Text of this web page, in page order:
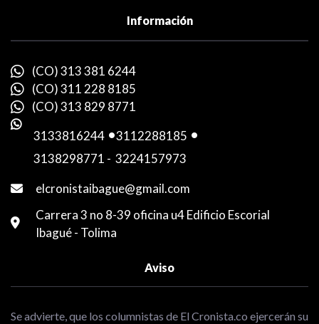
Información
(CO) 313 381 6244
(CO) 311 228 8185
(CO) 313 829 8771
3133816244 -3112288185 -
3138298771 - 3224157973
elcronistaibague@gmail.com
Carrera 3 no 8-39 oficina u4 Edificio Escorial
Ibagué - Tolima
Aviso
Se advierte, que los columnistas de El Cronista.co ejercerán su